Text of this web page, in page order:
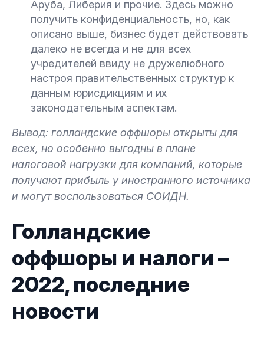
Аруба, Либерия и прочие. Здесь можно
получить конфиденциальность, но, как
описано выше, бизнес будет действовать
далеко не всегда и не для всех
учредителей ввиду не дружелюбного
настроя правительственных структур к
данным юрисдикциям и их
законодательным аспектам.
Вывод: голландские оффшоры открыты для
всех, но особенно выгодны в плане
налоговой нагрузки для компаний, которые
получают прибыль у иностранного источника
и могут воспользоваться СОИДН.
Голландские
оффшоры и налоги –
2022, последние
новости